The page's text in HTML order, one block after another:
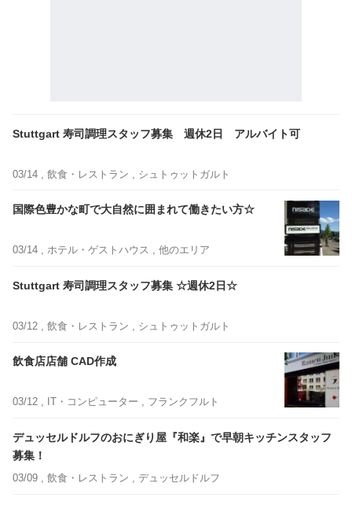
Stuttgart 寿司調理スタッフ募集 週休2日 アルバイト可
03/14 , 飲食・レストラン , シュトゥットガルト
国際色豊かな町で大自然に囲まれて働きたい方☆
03/14 , ホテル・ゲストハウス , 他のエリア
Stuttgart 寿司調理スタッフ募集 ☆週休2日☆
03/12 , 飲食・レストラン , シュトゥットガルト
飲食店店舗 CAD作成
03/12 , IT・コンピューター , フランクフルト
デュッセルドルフのおにぎり屋『和楽』で早朝キッチンスタッフ
募集！
03/09 , 飲食・レストラン , デュッセルドルフ